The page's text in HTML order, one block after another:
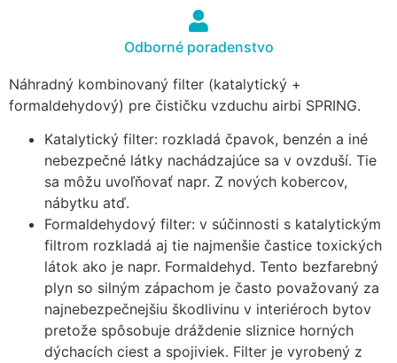
Odborné poradenstvo
Náhradný kombinovaný filter (katalytický +
formaldehydový) pre čističku vzduchu airbi SPRING.
Katalytický filter: rozkladá čpavok, benzén a iné
nebezpečné látky nachádzajúce sa v ovzduší. Tie
sa môžu uvoľňovať napr. Z nových kobercov,
nábytku atď.
Formaldehydový filter: v súčinnosti s katalytickým
filtrom rozkladá aj tie najmenšie častice toxických
látok ako je napr. Formaldehyd. Tento bezfarebný
plyn so silným zápachom je často považovaný za
najnebezpečnejšiu škodlivinu v interiéroch bytov
pretože spôsobuje dráždenie sliznice horných
dýchacích ciest a spojiviek. Filter je vyrobený z
visit. If you
cookies, some
functionality will
disappear from
the website.
Marketing
stránka
počas vašej
návštevy
fungovala
najlepšie.
Ak tieto
súbory